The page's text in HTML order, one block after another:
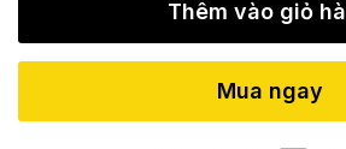
bọc
da
cấp
Thêm vào giỏ
Mua ngay